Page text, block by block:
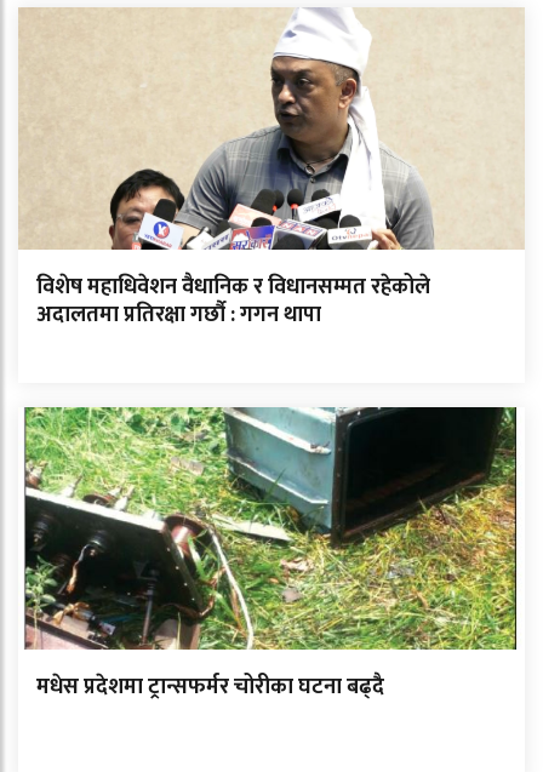
विशेष महाधिवेशन वैधानिक र विधानसम्मत रहेकोले
अदालतमा प्रतिरक्षा गर्छौ : गगन थापा
मधेस प्रदेशमा ट्रान्सफर्मर चोरीका घटना बढ्दै